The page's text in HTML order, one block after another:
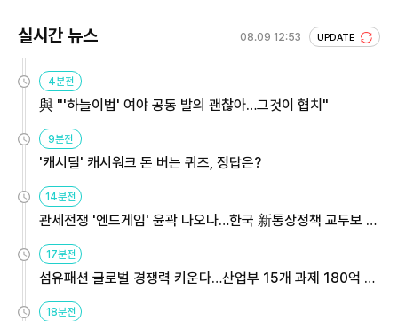
실시간 뉴스 08.09 12:53 UPDATE
4분전
與 "'하늘이법' 여야 공동 발의 괜찮아…그것이 협치"
9분전
'캐시딜' 캐시워크 돈 버는 퀴즈, 정답은?
14분전
관세전쟁 '엔드게임' 윤곽 나오나…한국 新통상정책 교두보 활
용해야
17분전
섬유패션 글로벌 경쟁력 키운다…산업부 15개 과제 180억 지
원
18분전